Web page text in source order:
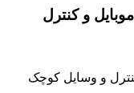
و کنترل
و وسایل کوچک